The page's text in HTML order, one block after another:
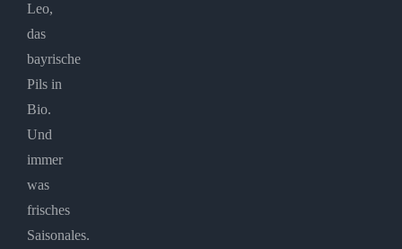
Leo,
das
bayrische
Pils in
Bio.
Und
immer
was
frisches
Saisonales.